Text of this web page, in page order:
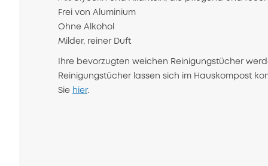
Frei von Aluminium
Ohne Alkohol
Milder, reiner Duft
Ihre bevorzugten weichen Reinigungstücher
Reinigungstücher lassen sich im Hauskompost
Sie hier.